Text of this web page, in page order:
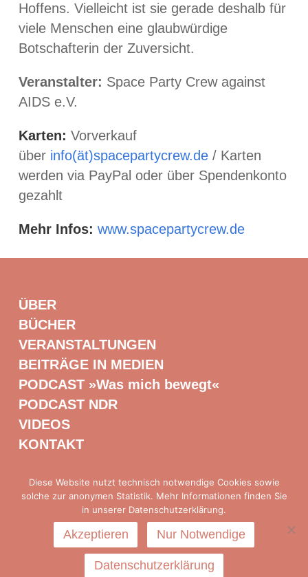
Hoffens. Vielleicht ist sie gerade deshalb für
viele Menschen eine glaubwürdige
Botschafterin der Zuversicht.
Veranstalter: Space Party Crew against
AIDS e.V.
Karten: Vorverkauf
über info(ät)spacepartycrew.de / Karten
werden via PayPal oder über Spendenkonto
gezahlt
Mehr Infos: www.spacepartycrew.de
ÜBER
BÜCHER
VERANSTALTUNGEN
BEITRÄGE IN MEDIEN
PODCAST »Was mich bewegt«
PODCAST NDR
VIDEOS
KONTAKT
Presse |Impressum| Datenschutz
Diese Website nutzt technisch notwendige Cookies sowie
solche zur anonymen Statistik. Mehr Informationen finden Sie
in unserer Datenschutzerklärung.
Akzeptieren Nur Notwendige
Datenschutzerklärung